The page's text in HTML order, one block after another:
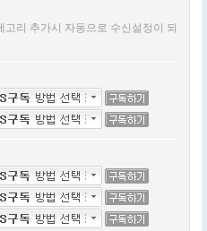
고리 추가시 자동으로 수신설정이 되